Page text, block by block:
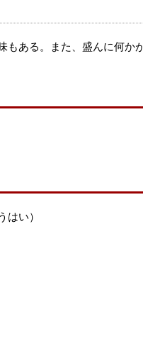
ある。また、盛んに何か
はい）